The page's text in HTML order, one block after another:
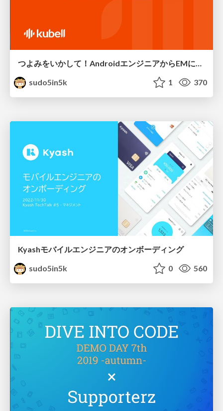
つよみをいかして！AndroidエンジニアからEMになる
sudo5in5k
1 370
Kyashモバイルエンジニアのオンボーディング
sudo5in5k
0 560